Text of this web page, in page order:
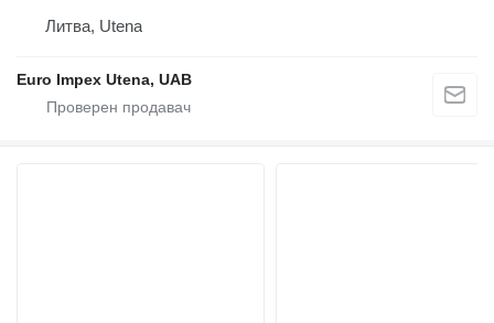
Литва, Utena
Euro Impex Utena, UAB